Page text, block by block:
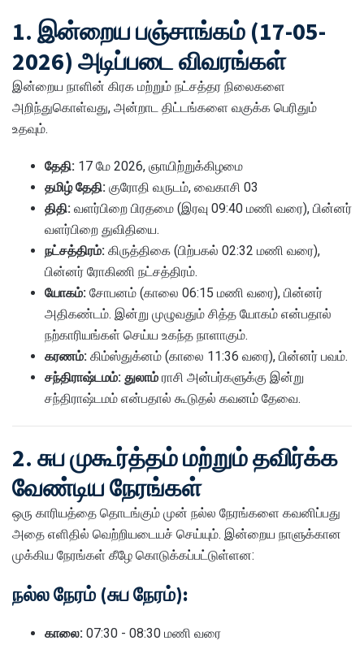
1. இன்றைய பஞ்சாங்கம் (17-05-
2026) அடிப்படை விவரங்கள்
இன்றைய நாளின் கிரக மற்றும் நட்சத்தர நிலைகளை
அறிந்துகொள்வது, அன்றாட திட்டங்களை வகுக்க பெரிதும்
உதவும்.
தேதி: 17 மே 2026, ஞாயிற்றுக்கிழமை
தமிழ் தேதி: குரோதி வருடம், வைகாசி 03
திதி: வளர்பிறை பிரதமை (இரவு 09:40 மணி வரை), பின்னர்
வளர்பிறை துவிதியை.
நட்சத்திரம்: கிருத்திகை (பிற்பகல் 02:32 மணி வரை),
பின்னர் ரோகிணி நட்சத்திரம்.
யோகம்: சோபனம் (காலை 06:15 மணி வரை), பின்னர்
அதிகண்டம். இன்று முழுவதும் சித்த யோகம் என்பதால்
நற்காரியங்கள் செய்ய உகந்த நாளாகும்.
கரணம்: கிம்ஸ்துக்னம் (காலை 11:36 வரை), பின்னர் பவம்.
சந்திராஷ்டமம்: துலாம் ராசி அன்பர்களுக்கு இன்று
சந்திராஷ்டமம் என்பதால் கூடுதல் கவனம் தேவை.
2. சுப முகூர்த்தம் மற்றும் தவிர்க்க
வேண்டிய நேரங்கள்
ஒரு காரியத்தை தொடங்கும் முன் நல்ல நேரங்களை கவனிப்பது
அதை எளிதில் வெற்றியடையச் செய்யும். இன்றைய நாளுக்கான
முக்கிய நேரங்கள் கீழே கொடுக்கப்பட்டுள்ளன:
நல்ல நேரம் (சுப நேரம்):
காலை: 07:30 - 08:30 மணி வரை